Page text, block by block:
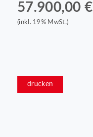
57.900,00 €
(inkl. 19% MwSt.)
drucken